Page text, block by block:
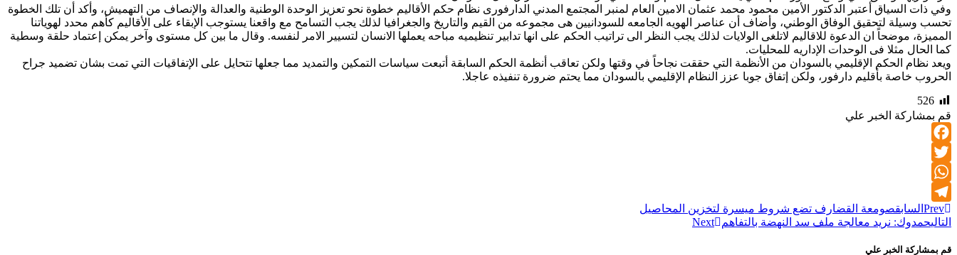
وفي ذات السياق أعتبر الدكتور الأمين محمود محمد عثمان الامين العام لمنبر المجتمع المدني الدارفورى نظام حكم الأقاليم خطوة نحو تعزيز الوحدة الوطنية والعدالة والإنصاف من التهميش، وأكد أن تلك الخطوة
تحسب وسيلة لتحقيق الوفاق الوطني، وأضاف أن عناصر الهويه الجامعه للسودانيين هى مجموعه من القيم والتاريخ والجغرافيا لذلك يجب التسامح مع واقعنا يستوجب الإبقاء على الأقاليم كأهم محدد لهوياتنا
المميزة، موضحاً ان الدعوة للاقاليم لاتلغى الولايات لذلك يجب النظر الى تراتيب الحكم على انها تدابير تنظيميه مباحه يعملها الانسان لتسيير الامر لنفسه. وقال ما بين كل مستوى وآخر يمكن إعتماد حلقة وسطية
كما الحال مثلا فى الوحدات الإداريه للمحليات.
ويعد نظام الحكم الإقليمي بالسودان من الأنظمة التي حققت نجاحاً في وقتها ولكن تعاقب أنظمة الحكم السابقة أتبعت سياسات التمكين والتمديد مما جعلها تتحايل على الإتفاقيات التي تمت بشان تضميد جراح
الحروب خاصة بأقليم دارفور، ولكن إتفاق جوبا عزز النظام الإقليمي بالسودان مما يحتم ضرورة تنفيذه عاجلا.
526
قم بمشاركة الخبر علي
Facebook
Twitter
WhatsApp
Telegram
Prev السابقصومعة القضارف تضع شروط ميسرة لتخزين المحاصيل
التاليحمدوك: نريد معالجة ملف سد النهضة بالتفاهم Next
قم بمشاركة الخبر علي